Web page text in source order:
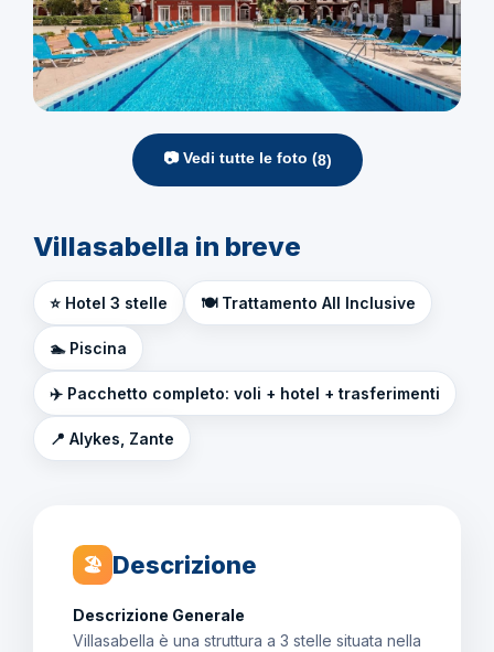
📷 Vedi tutte le foto (8)
Villasabella in breve
⭐ Hotel 3 stelle 🍽️ Trattamento All Inclusive
🏊 Piscina
✈️ Pacchetto completo: voli + hotel + trasferimenti
📍 Alykes, Zante
🏖 Descrizione
Descrizione Generale
Villasabella è una struttura a 3 stelle situata nella